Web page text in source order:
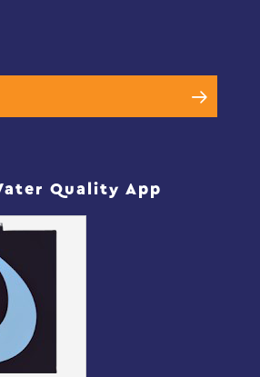
Quality App